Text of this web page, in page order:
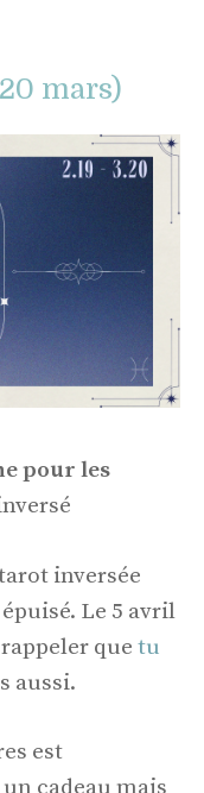
mars)
pour les
inversée
Le 5 avril
que tu
aussi.
est